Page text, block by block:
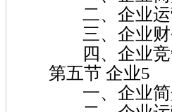
二、企业运
三、企业财
四、企业竞
第五节 企业5
一、企业简